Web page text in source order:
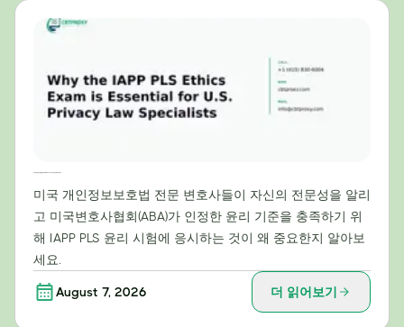
미국 개인정보보호법 전문 변호사들이 자신의 전문성을 알리
고 미국변호사협회(ABA)가 인정한 윤리 기준을 충족하기 위
해 IAPP PLS 윤리 시험에 응시하는 것이 왜 중요한지 알아보
세요.
August 7, 2026 더 읽어보기